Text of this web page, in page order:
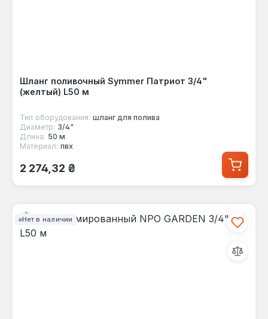
Шланг поливочный Symmer Патриот 3/4"
(желтый) L50 м
Тип оборудования: шланг для полива
Диаметр: 3/4"
Длина: 50 м
Материал: пвх
Обычная цена:
2 274,32 ₴
Нет в наличии